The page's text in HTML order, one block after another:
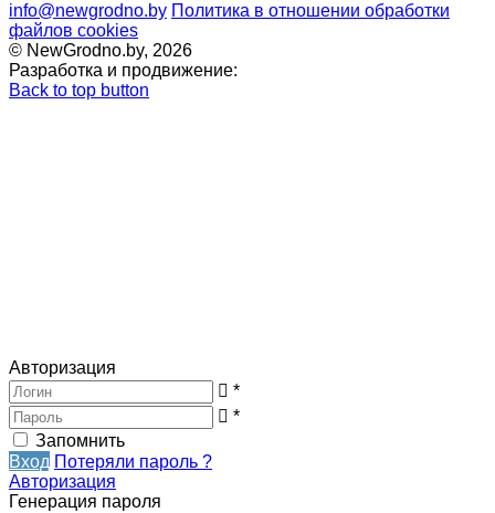
info@newgrodno.by Политика в отношении обработки
файлов cookies
© NewGrodno.by, 2026
Разработка и продвижение:
Back to top button
Авторизация
*
*
Запомнить
Вход Потеряли пароль ?
Авторизация
Генерация пароля